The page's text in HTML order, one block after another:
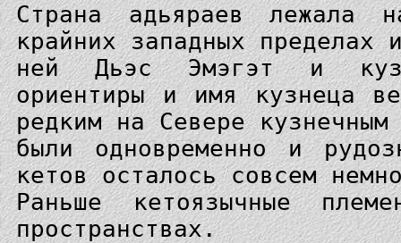
Страна адьяраев лежала
крайних западных пределах
ней Дьэс Эмэгэт и
ориентиры и имя кузнеца
редким на Севере
были одновременно и
кетов осталось совсем
Раньше кетоязычные
пространствах.